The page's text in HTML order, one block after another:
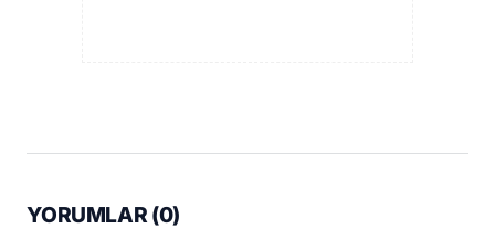
YORUMLAR (0)